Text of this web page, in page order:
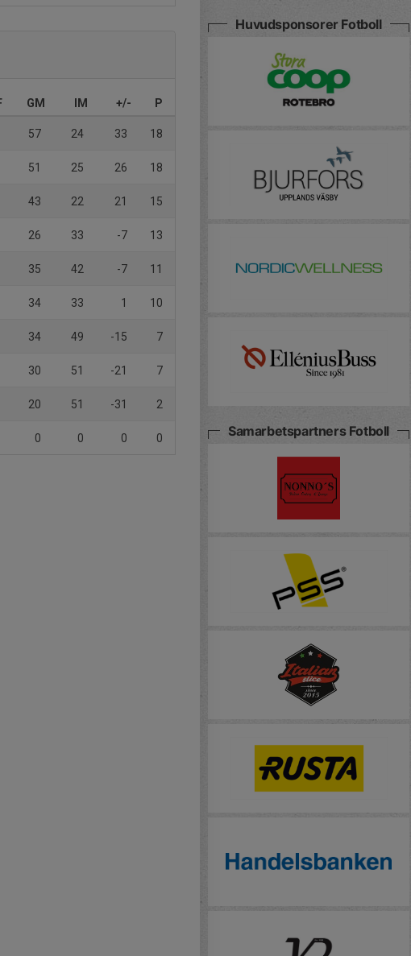
GM IM +/- P
57 24 33 18
51 25 26 18
43 22 21 15
26 33 -7 13
35 42 -7 11
34 33 1 10
34 49 -15 7
30 51 -21 7
20 51 -31 2
0 0 0 0
Huvudsponsorer Fotboll
Samarbetspartners Fotboll